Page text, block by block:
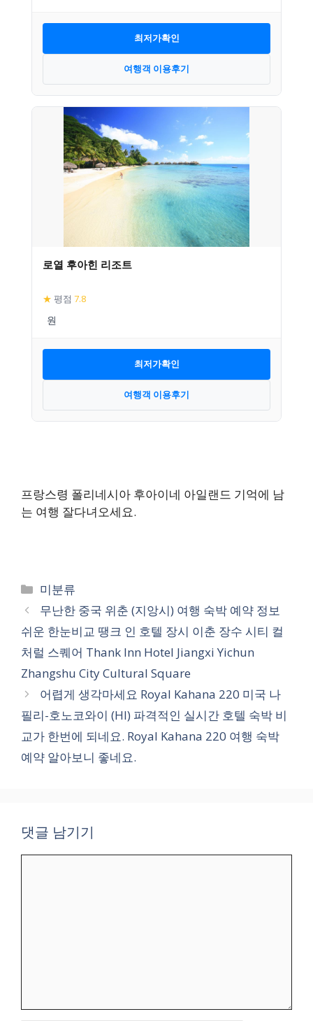
최저가확인
여행객 이용후기
로열 후아힌 리조트
★ 평점 7.8
최저가확인
여행객 이용후기
프랑스령 폴리네시아 후아이네 아일랜드 기억에 남
는 여행 잘다녀오세요.
카
테
고
리
미분류
무난한 중국 위춘 (지앙시) 여행 숙박 예약 정보
쉬운 한눈비교 땡크 인 호텔 장시 이춘 장수 시티 컬
처럴 스퀘어 Thank Inn Hotel Jiangxi Yichun
Zhangshu City Cultural Square
어렵게 생각마세요 Royal Kahana 220 미국 나
필리-호노코와이 (HI) 파격적인 실시간 호텔 숙박 비
교가 한번에 되네요. Royal Kahana 220 여행 숙박
예약 알아보니 좋네요.
댓글 남기기